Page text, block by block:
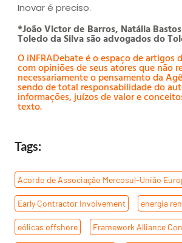
Inovar é preciso.
*João Victor de Barros, Natália
Toledo da Silva são advogados do
O iNFRADebate é o espaço de artigos
com opiniões de seus atores que não
necessariamente o pensamento da
sendo de total responsabilidade do
informações, juízos de valor e
texto.
Tags:
Acordo de Associação Mercosul-União
Early Contractor Involvement energia
eólicas offshore Framework Alliance